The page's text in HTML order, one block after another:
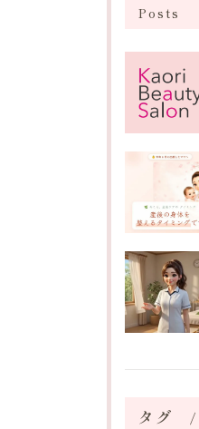
Posts
タグ